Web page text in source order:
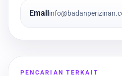
Email
PENCARIAN TERKAIT